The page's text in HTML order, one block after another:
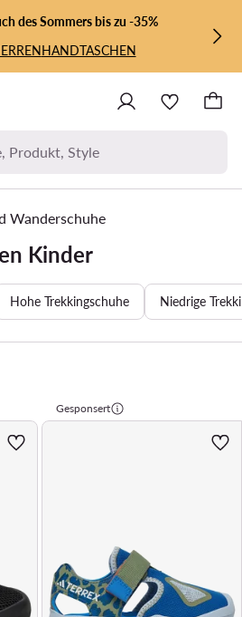
des Sommers bis zu -35%
HANDTASCHEN
Produkt, Style
Wanderschuhe
Kinder
Hohe Trekkingschuhe Niedrige
Gesponsert